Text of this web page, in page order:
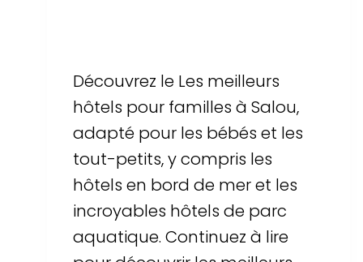
Découvrez le Les meilleurs
hôtels pour familles à Salou,
adapté pour les bébés et les
tout-petits, y compris les
hôtels en bord de mer et les
incroyables hôtels de parc
aquatique. Continuez à lire